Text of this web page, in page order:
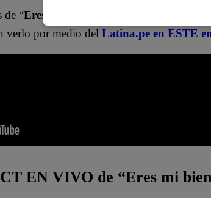
de “Eres mi bien
verlo por medio del Latina.pe en ESTE
EN VIVO de “Eres mi